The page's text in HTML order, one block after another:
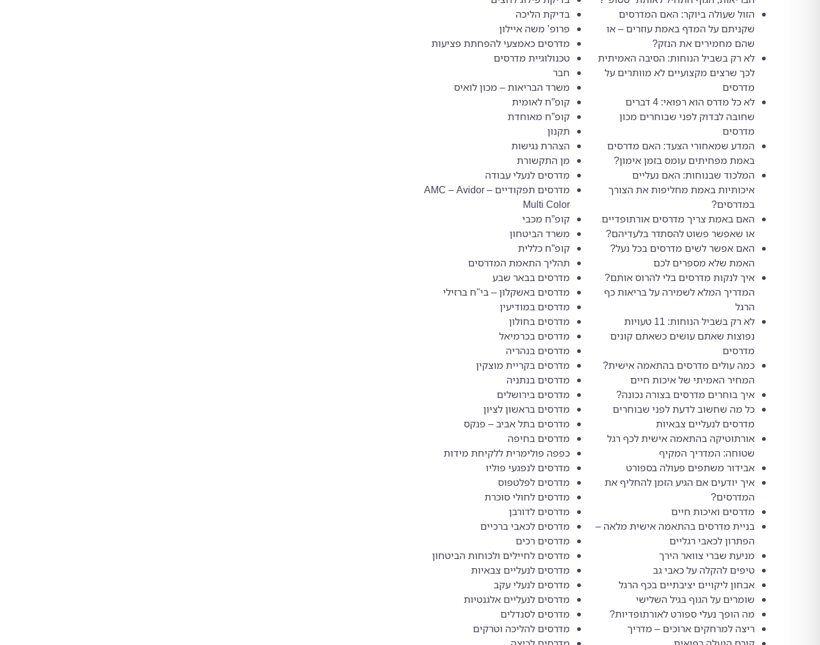
הזול שעולה ביוקר: האם המדרסים
שקניתם על המדף באמת עוזרים – או
שהם מחמירים את הנזק?
לא רק בשביל הנוחות: הסיבה האמיתית
לכך שרצים מקצועיים לא מוותרים על
מדרסים
לא כל מדרס הוא רפואי: 4 דברים
שחובה לבדוק לפני שבוחרים מכון
מדרסים
המדע שמאחורי הצעד: האם מדרסים
באמת מפחיתים עומס בזמן אימון?
המלכוד שבנוחות: האם נעליים
איכותיות באמת מחליפות את הצורך
במדרסים?
האם באמת צריך מדרסים אורתופדיים
או שאפשר פשוט להסתדר בלעדיהם?
האם אפשר לשים מדרסים בכל נעל?
האמת שלא מספרים לכם
איך לנקות מדרסים בלי להרוס אותם?
המדריך המלא לשמירה על בריאות כף
הרגל
לא רק בשביל הנוחות: 11 טעויות
נפוצות שאתם עושים כשאתם קונים
מדרסים
כמה עולים מדרסים בהתאמה אישית?
המחיר האמיתי של איכות חיים
איך בוחרים מדרסים בצורה נכונה?
כל מה שחשוב לדעת לפני שבוחרים
מדרסים לנעליים צבאיות
אורתוטיקה בהתאמה אישית לכף רגל
שטוחה: המדריך המקיף
אבידור משתפים פעולה בספורט
איך יודעים אם הגיע הזמן להחליף את
המדרסים?
מדרסים ואיכות חיים
בניית מדרסים בהתאמה אישית מלאה –
הפתרון לכאבי רגליים
מניעת שברי צוואר הירך
טיפים להקלה על כאבי גב
אבחון ליקויים יציבתיים בכף הרגל
שומרים על הגוף בגיל השלישי
מה הופך נעלי ספורט לאורתופדיות?
ריצה למרחקים ארוכים – מדריך
בדיקת הליכה
פרופ’ משה איילון
מדרסים כאמצעי להפחתת פציעות
טכנולוגיית מדרסים
חבר
משרד הבריאות – מכון לואיס
קופ”ח לאומית
קופ”ח מאוחדת
תקנון
הצהרת נגישות
מן התקשורת
מדרסים לנעלי עבודה
מדרסים תפקודיים – AMC – Avidor
Multi Color
קופ”ח מכבי
משרד הביטחון
קופ”ח כללית
תהליך התאמת המדרסים
מדרסים בבאר שבע
מדרסים באשקלון – בי"ח ברזילי
מדרסים במודיעין
מדרסים בחולון
מדרסים בכרמיאל
מדרסים בנהריה
מדרסים בקריית מוצקין
מדרסים בנתניה
מדרסים בירושלים
מדרסים בראשון לציון
מדרסים בתל אביב – פנקס
מדרסים בחיפה
כפפה פולימרית ללקיחת מידות
מדרסים לנפגעי פוליו
מדרסים לפלטפוס
מדרסים לחולי סוכרת
מדרסים לדורבן
מדרסים לכאבי ברכיים
מדרסים רכים
מדרסים לחיילים ולכוחות הביטחון
מדרסים לנעליים צבאיות
מדרסים לנעלי עקב
מדרסים לנעליים אלגנטיות
מדרסים לסנדלים
מדרסים להליכה וטרקים